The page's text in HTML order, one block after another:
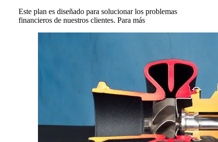
Este plan es diseñado para solucionar los problemas
financieros de nuestros clientes. Para más